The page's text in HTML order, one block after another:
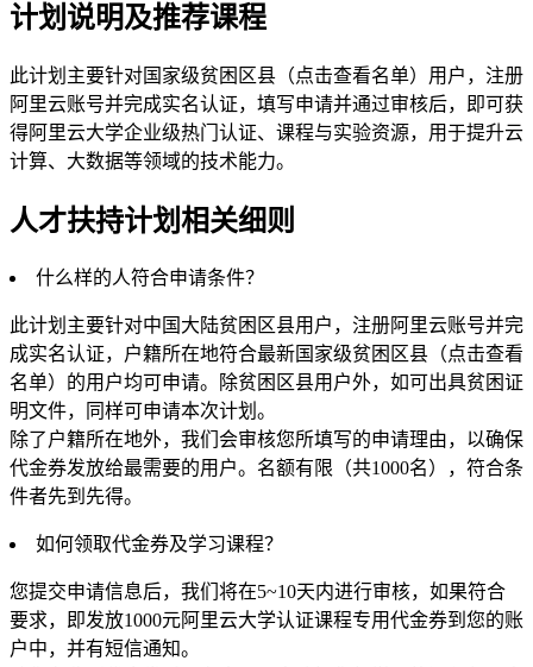
计划说明及推荐课程
此计划主要针对国家级贫困区县（点击查看名单）用户，注册
阿里云账号并完成实名认证，填写申请并通过审核后，即可获
得阿里云大学企业级热门认证、课程与实验资源，用于提升云
计算、大数据等领域的技术能力。
人才扶持计划相关细则
什么样的人符合申请条件？
此计划主要针对中国大陆贫困区县用户，注册阿里云账号并完
成实名认证，户籍所在地符合最新国家级贫困区县（点击查看
名单）的用户均可申请。除贫困区县用户外，如可出具贫困证
明文件，同样可申请本次计划。
除了户籍所在地外，我们会审核您所填写的申请理由，以确保
代金券发放给最需要的用户。名额有限（共1000名），符合条
件者先到先得。
如何领取代金券及学习课程？
您提交申请信息后，我们将在5~10天内进行审核，如果符合
要求，即发放1000元阿里云大学认证课程专用代金券到您的账
户中，并有短信通知。